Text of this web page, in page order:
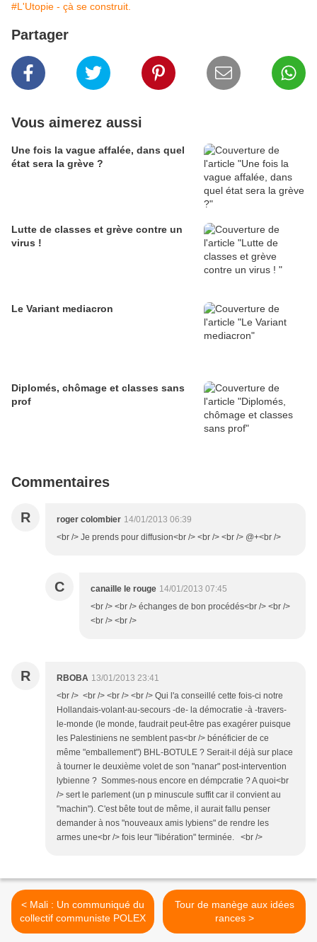
#L'Utopie - çà se construit.
Partager
Vous aimerez aussi
Une fois la vague affalée, dans quel
état sera la grève ?
Lutte de classes et grève contre un
virus !
Le Variant mediacron
Diplomés, chômage et classes sans
prof
Commentaires
R roger colombier 14/01/2013 06:39
<br /> Je prends pour diffusion<br /> <br /> <br /> @+<br />
C canaille le rouge 14/01/2013 07:45
<br /> <br /> échanges de bon procédés<br /> <br />
<br /> <br />
R RBOBA 13/01/2013 23:41
<br /> <br /> <br /> <br /> Qui l'a conseillé cette fois-ci notre
Hollandais-volant-au-secours -de- la démocratie -à -travers-
le-monde (le monde, faudrait peut-être pas exagérer puisque
les Palestiniens ne semblent pas<br /> bénéficier de ce
même "emballement") BHL-BOTULE ? Serait-il déjà sur place
à tourner le deuxième volet de son "nanar" post-intervention
lybienne ? Sommes-nous encore en démpcratie ? A quoi<br
/> sert le parlement (un p minuscule suffit car il convient au
"machin"). C'est bête tout de même, il aurait fallu penser
demander à nos "nouveaux amis lybiens" de rendre les
armes une<br /> fois leur "libération" terminée. <br />
< Mali : Un communiqué du
collectif communiste POLEX
Tour de manège aux idées
rances >